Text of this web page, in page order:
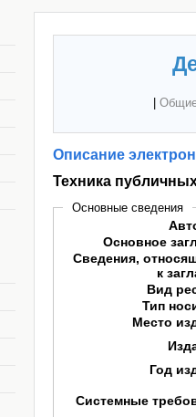
Описание
Техника
Основные сведения
Основное
Сведения,
к
Вид
Тип
Место
Год
Системные